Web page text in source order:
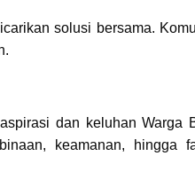
solusi bersama.
dan keluhan Warga
keamanan, hingga